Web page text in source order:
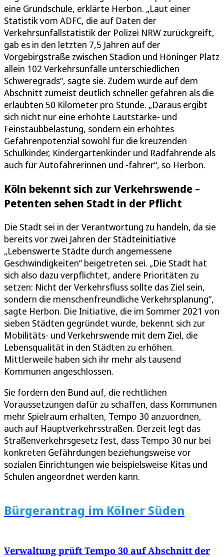
eine Grundschule, erklärte Herbon. „Laut einer
Statistik vom ADFC, die auf Daten der
Verkehrsunfallstatistik der Polizei NRW zurückgreift,
gab es in den letzten 7,5 Jahren auf der
Vorgebirgstraße zwischen Stadion und Höninger Platz
allein 102 Verkehrsunfälle unterschiedlichen
Schweregrads“, sagte sie. Zudem würde auf dem
Abschnitt zumeist deutlich schneller gefahren als die
erlaubten 50 Kilometer pro Stunde. „Daraus ergibt
sich nicht nur eine erhöhte Lautstärke- und
Feinstaubbelastung, sondern ein erhöhtes
Gefahrenpotenzial sowohl für die kreuzenden
Schulkinder, Kindergartenkinder und Radfahrende als
auch für Autofahrerinnen und -fahrer“, so Herbon.
Köln bekennt sich zur Verkehrswende –
Petenten sehen Stadt in der Pflicht
Die Stadt sei in der Verantwortung zu handeln, da sie
bereits vor zwei Jahren der Städteinitiative
„Lebenswerte Städte durch angemessene
Geschwindigkeiten“ beigetreten sei. „Die Stadt hat
sich also dazu verpflichtet, andere Prioritäten zu
setzen: Nicht der Verkehrsfluss sollte das Ziel sein,
sondern die menschenfreundliche Verkehrsplanung“,
sagte Herbon. Die Initiative, die im Sommer 2021 von
sieben Städten gegründet wurde, bekennt sich zur
Mobilitäts- und Verkehrswende mit dem Ziel, die
Lebensqualität in den Städten zu erhöhen.
Mittlerweile haben sich ihr mehr als tausend
Kommunen angeschlossen.
Sie fordern den Bund auf, die rechtlichen
Voraussetzungen dafür zu schaffen, dass Kommunen
mehr Spielraum erhalten, Tempo 30 anzuordnen,
auch auf Hauptverkehrsstraßen. Derzeit legt das
Straßenverkehrsgesetz fest, dass Tempo 30 nur bei
konkreten Gefährdungen beziehungsweise vor
sozialen Einrichtungen wie beispielsweise Kitas und
Schulen angeordnet werden kann.
Bürgerantrag im Kölner Süden
Verwaltung prüft Tempo 30 auf Abschnitt der